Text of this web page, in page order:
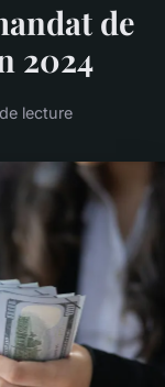
de
2024
lecture